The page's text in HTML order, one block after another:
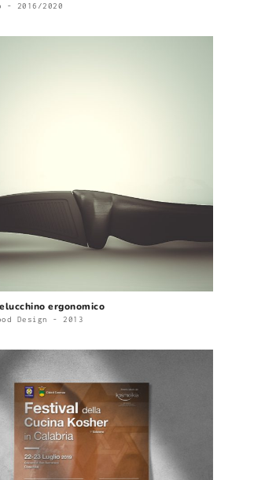
- 2016/2020
ergonomico
Design - 2013